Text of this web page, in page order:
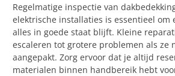
Regelmatige inspectie van
elektrische installaties is essentieel om
alles in goede staat blijft. Kleine
escaleren tot grotere problemen als ze
aangepakt. Zorg ervoor dat je altijd
materialen binnen handbereik hebt